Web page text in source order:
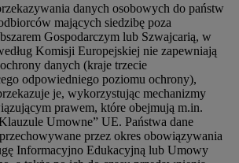
danych osobowych do państw
mających siedzibę poza
Gospodarczym lub Szwajcarią, w
Komisji Europejskiej nie zapewniają
danych (kraje trzecie
odpowiedniego poziomu ochrony),
je, wykorzystując mechanizmy
prawem, które obejmują m.in.
Umowne” UE. Państwa dane
przez okres obowiązywania
Informacyjno Edukacyjną lub Umowy